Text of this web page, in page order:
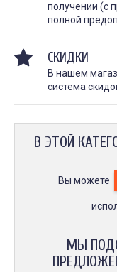
Гель для
детжится до
сеанса
на 5 больших
5
получении (с
полной
СКИДКИ
В нашем
система
В ЭТОЙ
Вы можете
МЫ